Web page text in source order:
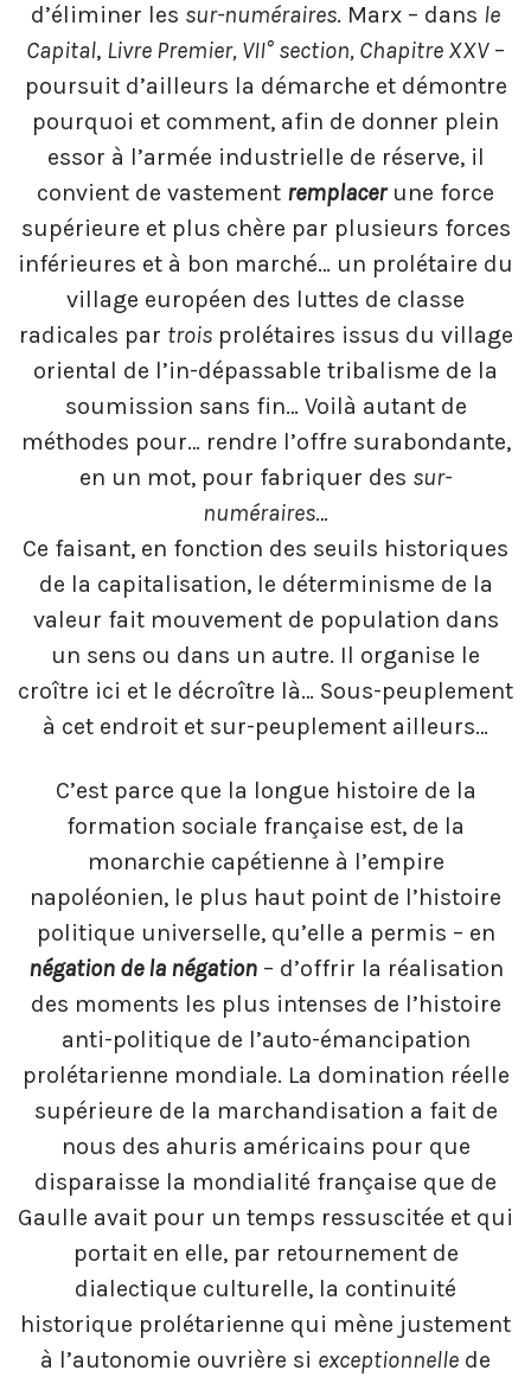
d’éliminer les sur-numéraires. Marx – dans le
Capital, Livre Premier, VII° section, Chapitre XXV–
poursuit d’ailleurs la démarche et démontre
pourquoi et comment, afin de donner plein
essor à l’armée industrielle de réserve, il
convient de vastement remplacerune force
supérieure et plus chère par plusieurs forces
inférieures et à bon marché… un prolétaire du
village européen des luttes de classe
radicales par troisprolétaires issus du village
oriental de l’in-dépassable tribalisme de la
soumission sans fin… Voilà autant de
méthodes pour… rendre l’offre surabondante,
en un mot, pour fabriquer des sur-
numéraires…
Ce faisant, en fonction des seuils historiques
de la capitalisation, le déterminisme de la
valeur fait mouvement de population dans
un sens ou dans un autre. Il organise le
croître ici et le décroître là… Sous-peuplement
à cet endroit et sur-peuplement ailleurs…
C’est parce que la longue histoire de la
formation sociale française est, de la
monarchie capétienne à l’empire
napoléonien, le plus haut point de l’histoire
politique universelle, qu’elle a permis – en
négation de la négation– d’offrir la réalisation
des moments les plus intenses de l’histoire
anti-politique de l’auto-émancipation
prolétarienne mondiale. La domination réelle
supérieure de la marchandisation a fait de
nous des ahuris américains pour que
disparaisse la mondialité française que de
Gaulle avait pour un temps ressuscitée et qui
portait en elle, par retournement de
dialectique culturelle, la continuité
historique prolétarienne qui mène justement
à l’autonomie ouvrière si exceptionnelle de